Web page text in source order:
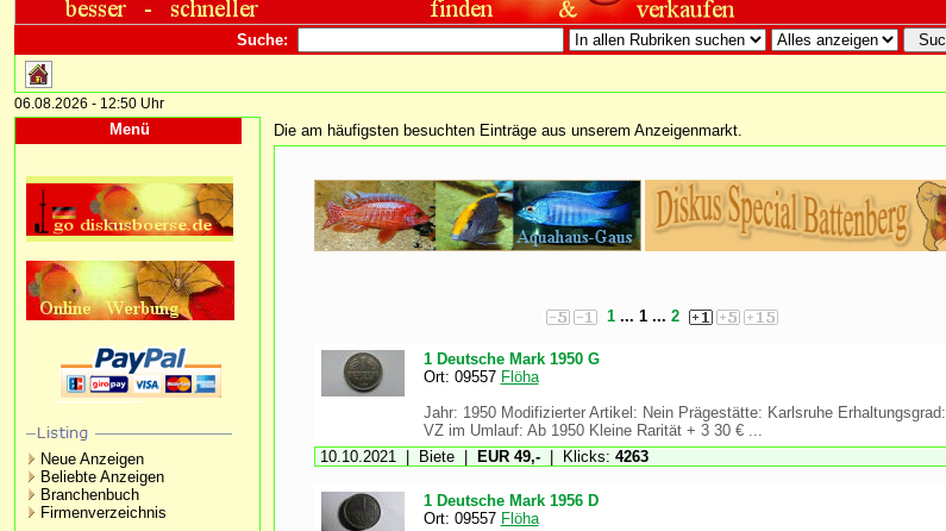
Suche:
06.08.2026 - 12:50 Uhr
Menü
Neue Anzeigen
Beliebte Anzeigen
Branchenbuch
Firmenverzeichnis
Die am häufigsten besuchten Einträge aus unserem Anzeigenmarkt.
1 ... 1 ... 2
1 Deutsche Mark 1950 G
Ort: 09557 Flöha
Jahr: 1950 Modifizierter Artikel: Nein Prägestätte: Karlsruhe Erhaltungsgrad:
VZ im Umlauf: Ab 1950 Kleine Rarität + 3 30 € ...
10.10.2021 | Biete |
EUR 49,-| Klicks: 4263
1 Deutsche Mark 1956 D
Ort: 09557 Flöha